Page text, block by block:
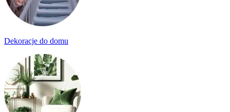
Dekoracje do domu